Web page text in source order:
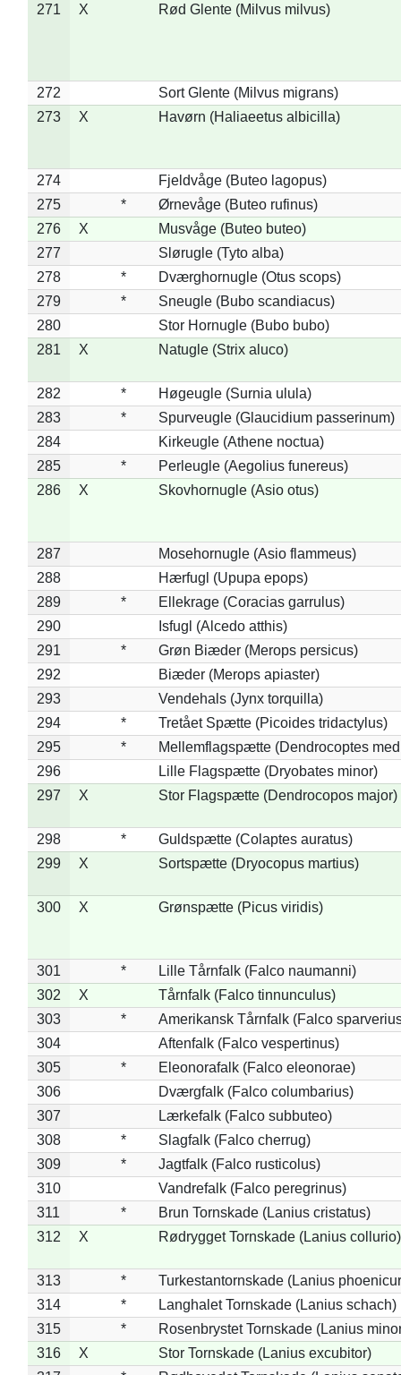
271
X Rød Glente (Milvus milvus)
272
Sort Glente (Milvus migrans)
273
X Havørn (Haliaeetus albicilla)
274
Fjeldvåge (Buteo lagopus)
275
*
Ørnevåge (Buteo rufinus)
276
X
Musvåge (Buteo buteo)
277
Slørugle (Tyto alba)
278
*
Dværghornugle (Otus scops)
279
*
Sneugle (Bubo scandiacus)
280
Stor Hornugle (Bubo bubo)
281
X Natugle (Strix aluco)
282 *
Høgeugle (Surnia ulula)
283
*
Spurveugle (Glaucidium passerinum)
284
Kirkeugle (Athene noctua)
285
*
Perleugle (Aegolius funereus)
286
X Skovhornugle (Asio otus)
287
Mosehornugle (Asio flammeus)
288
Hærfugl (Upupa epops)
289
*
Ellekrage (Coracias garrulus)
290
Isfugl (Alcedo atthis)
291
*
Grøn Biæder (Merops persicus)
292
Biæder (Merops apiaster)
293
Vendehals (Jynx torquilla)
294
*
Tretået Spætte (Picoides tridactylus)
295
*
Mellemflagspætte (Dendrocoptes
296
Lille Flagspætte (Dryobates minor)
297
X Stor Flagspætte (Dendrocopos major)
298 *
Guldspætte (Colaptes auratus)
299
X Sortspætte (Dryocopus martius)
300 X Grønspætte (Picus viridis)
301 *
Lille Tårnfalk (Falco naumanni)
302
X
Tårnfalk (Falco tinnunculus)
303
*
Amerikansk Tårnfalk (Falco
304
Aftenfalk (Falco vespertinus)
305
*
Eleonorafalk (Falco eleonorae)
306
Dværgfalk (Falco columbarius)
307
Lærkefalk (Falco subbuteo)
308
*
Slagfalk (Falco cherrug)
309
*
Jagtfalk (Falco rusticolus)
310
Vandrefalk (Falco peregrinus)
311
*
Brun Tornskade (Lanius cristatus)
312
X Rødrygget Tornskade (Lanius collurio)
313 *
Turkestantornskade (Lanius
314
*
Langhalet Tornskade (Lanius schach)
315
*
Rosenbrystet Tornskade (Lanius
316
X
Stor Tornskade (Lanius excubitor)